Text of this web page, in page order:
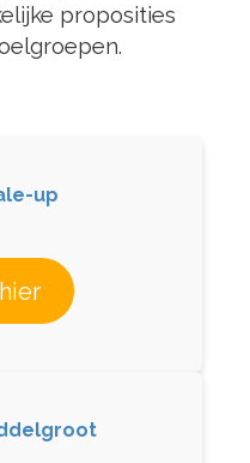
proposities
up